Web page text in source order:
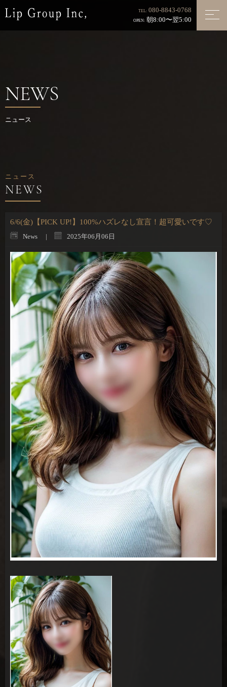
TEL: 080-8843-0768
OPEN: 朝8:00〜翌5:00
NEWS
ニュース
ニュース
6/6(金)【PICK UP!】100%ハズレなし宣言！超可愛いです♡
News 2025年06月06日